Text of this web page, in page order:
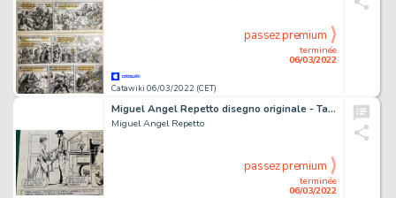
Catawiki 06/03/2022 (CET)
terminée
06/03/2022
passez premium
Miguel Angel Repetto disegno originale - Tavola originale di Miguel Angel Repetto - Page volante - Exemplaire unique - (1986/1986)
Miguel Angel Repetto
terminée
06/03/2022
passez premium